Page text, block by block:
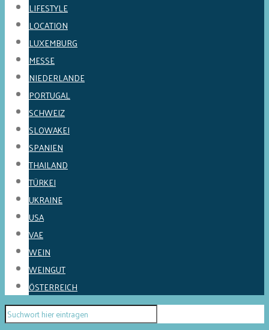
LIFESTYLE
LOCATION
LUXEMBURG
MESSE
NIEDERLANDE
PORTUGAL
SCHWEIZ
SLOWAKEI
SPANIEN
THAILAND
TÜRKEI
UKRAINE
USA
VAE
WEIN
WEINGUT
ÖSTERREICH